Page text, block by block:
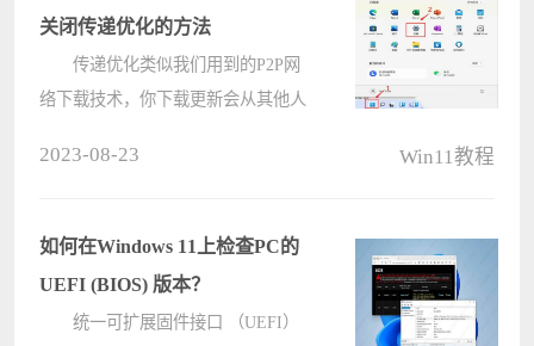
下????
关闭传递优化的方法
传递优化类似我们用到的P2P网
络下载技术，你下载更新会从其他人
闭，是占用我们的磁盘空间和网络速
2023-08-23 Win11教程
如何在Windows 11上检查PC的
UEFI (BIOS) 版本？
统一可扩展固件接口 （UEFI）